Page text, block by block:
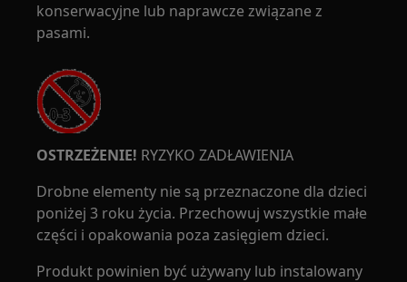
konserwacyjne lub naprawcze związane z
pasami.
OSTRZEŻENIE! RYZYKO ZADŁAWIENIA
Drobne elementy nie są przeznaczone dla dzieci
poniżej 3 roku życia. Przechowuj wszystkie małe
części i opakowania poza zasięgiem dzieci.
Produkt powinien być używany lub instalowany